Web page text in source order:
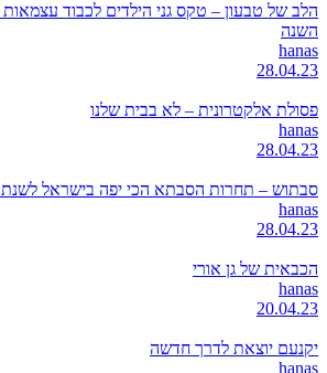
השנה
hanas
28.04.23
פסולת אלקטרונית – לא בבית שלנו
hanas
28.04.23
סבתוש – תחרות הסבתא הכי יפה בישראל לשנת 2023
hanas
28.04.23
הכבאית של גן אורי
hanas
20.04.23
יקנעם יוצאת לדרך חדשה
hanas